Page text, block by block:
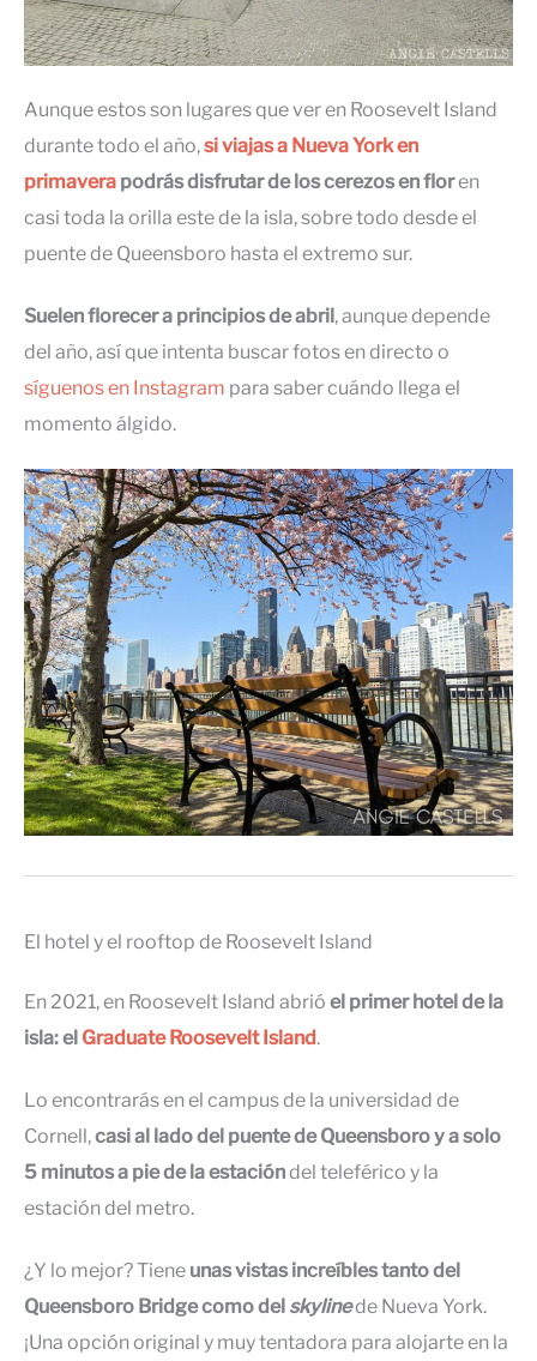
Aunque estos son lugares que ver en Roosevelt Island
durante todo el año,si viajas a Nueva York en
primavera podrás disfrutar de los cerezos en floren
casi toda la orilla este de la isla, sobre todo desde el
puente de Queensboro hasta el extremo sur.
Suelen florecer a principios de abril, aunque depende
del año, así que intenta buscar fotos en directo o
síguenos en Instagram para saber cuándo llega el
momento álgido.
El hotel y el rooftop de Roosevelt Island
En 2021, en Roosevelt Island abrió el primer hotel de la
isla: el Graduate Roosevelt Island.
Lo encontrarás en el campus de la universidad de
Cornell,casi al lado del puente de Queensboro y a solo
5 minutos a pie de la estacióndel teleférico y la
estación del metro.
¿Y lo mejor? Tiene unas vistas increíbles tanto del
Queensboro Bridge como del skylinede Nueva York.
¡Una opción original y muy tentadora para alojarte en la